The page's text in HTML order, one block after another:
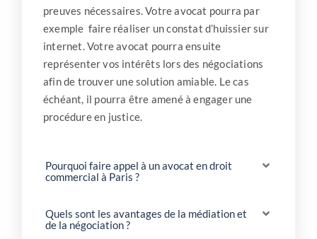
preuves nécessaires. Votre avocat pourra par
exemple faire réaliser un constat d’huissier sur
internet. Votre avocat pourra ensuite
représenter vos intérêts lors des négociations
afin de trouver une solution amiable. Le cas
échéant, il pourra être amené à engager une
procédure en justice.
Pourquoi faire appel à un avocat en droit
commercial à Paris ?
Quels sont les avantages de la médiation et
de la négociation ?